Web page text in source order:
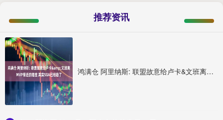
推荐资讯
鸿满仓 阿里纳斯: 联盟故意给卢卡&文班离MVP很近的错觉 其实SGA已经稳了